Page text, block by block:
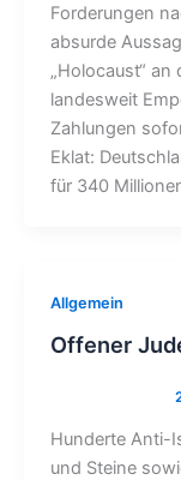
Forderungen
absurde
„Holocaust“
landesweit
Zahlungen
Eklat:
für 340
Allgemein
Offener
Hunderte Anti-
und Steine